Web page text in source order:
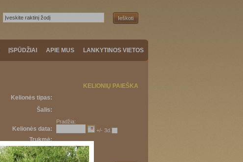
ĮSPŪDŽIAI APIE MUS LANKYTINOS VIETOS
KELIONIŲ PAIEŠKA
Kelionės tipas:
Šalis:
Kelionės data:
Pradžia:
+/- 3d.
Trukmė:
Kaina: